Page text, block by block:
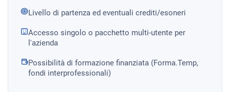
Livello di partenza ed eventuali crediti/esoneri
Accesso singolo o pacchetto multi-utente per
l'azienda
Possibilità di formazione finanziata (Forma.Temp,
fondi interprofessionali)